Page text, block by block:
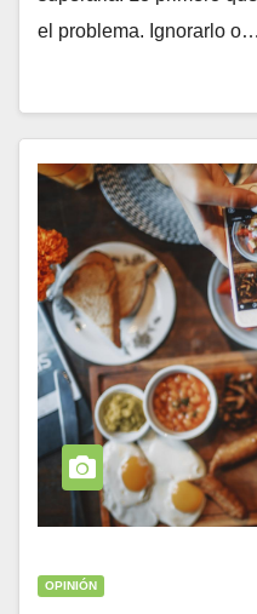
el problema. Ignorarlo o…
OPINIÓN